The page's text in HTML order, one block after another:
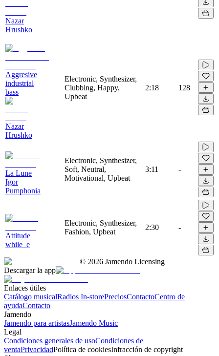
Nazar
Hrushko
Aggresive
industrial
bass
Nazar
Hrushko
Electronic, Synthesizer,
Clubbing, Happy,
Upbeat
2:18 128
La Lune
Igor
Pumphonia
Electronic, Synthesizer,
Soft, Neutral,
Motivational, Upbeat
3:11 -
Attitude
while_e
Electronic, Synthesizer,
Fashion, Upbeat
2:30 -
© 2026 Jamendo Licensing
Descargar la app
Enlaces útiles
Catálogo musicalRadios In-storePreciosContactoCentro de
ayudaContacto
Jamendo
Jamendo para artistasJamendo Music
Legal
Condiciones generales de usoCondiciones de
ventaPrivacidadPolítica de cookiesInfracción de copyright